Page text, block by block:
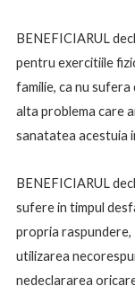
BENEFICIARUL
pentru exercitiile
familie, ca nu
alta problema care
sanatatea acestuia
BENEFICIARUL
sufere in timpul
propria raspundere,
utilizarea
nedeclararea